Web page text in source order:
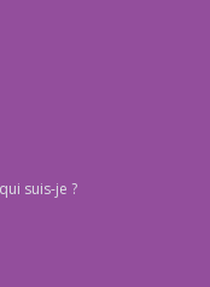
suis-je ?